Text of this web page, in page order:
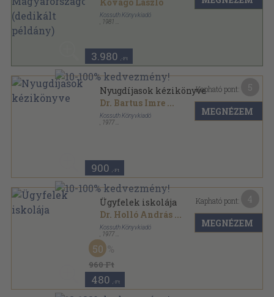
Kossuth Könyvkiadó
1981
3.980 ,-Ft
Nyugdíjasok kézikönyve
Dr. Bartus Imre ...
Kossuth Könyvkiadó
1977
900 ,-Ft
Kapható pont:
MEGNÉZEM
Ügyfelek iskolája
Dr. Holló András ...
Kossuth Könyvkiadó
1977
Könyvkötői vászonkötés
960 Ft
50
480 ,-Ft
Kapható pont:
MEGNÉZEM